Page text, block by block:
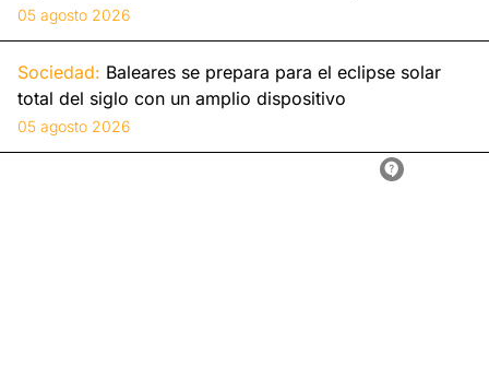
05 agosto 2026
Sociedad: Baleares se prepara para el eclipse solar
total del siglo con un amplio dispositivo
05 agosto 2026